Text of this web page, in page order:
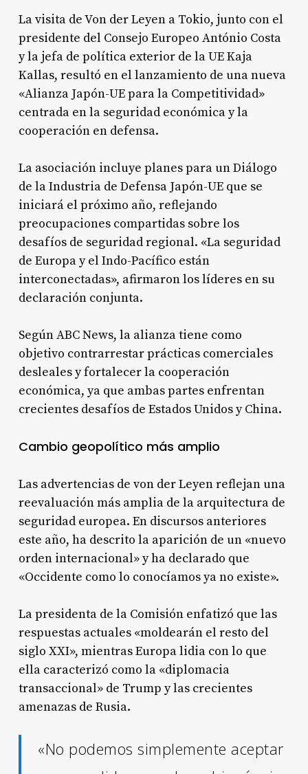
La visita de Von der Leyen a Tokio, junto con el
presidente del Consejo Europeo António Costa
y la jefa de política exterior de la UE Kaja
Kallas, resultó en el lanzamiento de una nueva
«Alianza Japón-UE para la Competitividad»
centrada en la seguridad económica y la
cooperación en defensa.
La asociación incluye planes para un Diálogo
de la Industria de Defensa Japón-UE que se
iniciará el próximo año, reflejando
preocupaciones compartidas sobre los
desafíos de seguridad regional. «La seguridad
de Europa y el Indo-Pacífico están
interconectadas», afirmaron los líderes en su
declaración conjunta.
Según ABC News, la alianza tiene como
objetivo contrarrestar prácticas comerciales
desleales y fortalecer la cooperación
económica, ya que ambas partes enfrentan
crecientes desafíos de Estados Unidos y China.
Cambio geopolítico más amplio
Las advertencias de von der Leyen reflejan una
reevaluación más amplia de la arquitectura de
seguridad europea. En discursos anteriores
este año, ha descrito la aparición de un «nuevo
orden internacional» y ha declarado que
«Occidente como lo conocíamos ya no existe».
La presidenta de la Comisión enfatizó que las
respuestas actuales «moldearán el resto del
siglo XXI», mientras Europa lidia con lo que
ella caracterizó como la «diplomacia
transaccional» de Trump y las crecientes
amenazas de Rusia.
«No podemos simplemente aceptar